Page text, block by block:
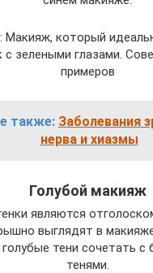
Макияж, который
с зелеными глазами.
примеров
также: Заболевания
нерва и хиазмы
Голубой макияж
являются
выглядят в
тени сочетать с
тенями.